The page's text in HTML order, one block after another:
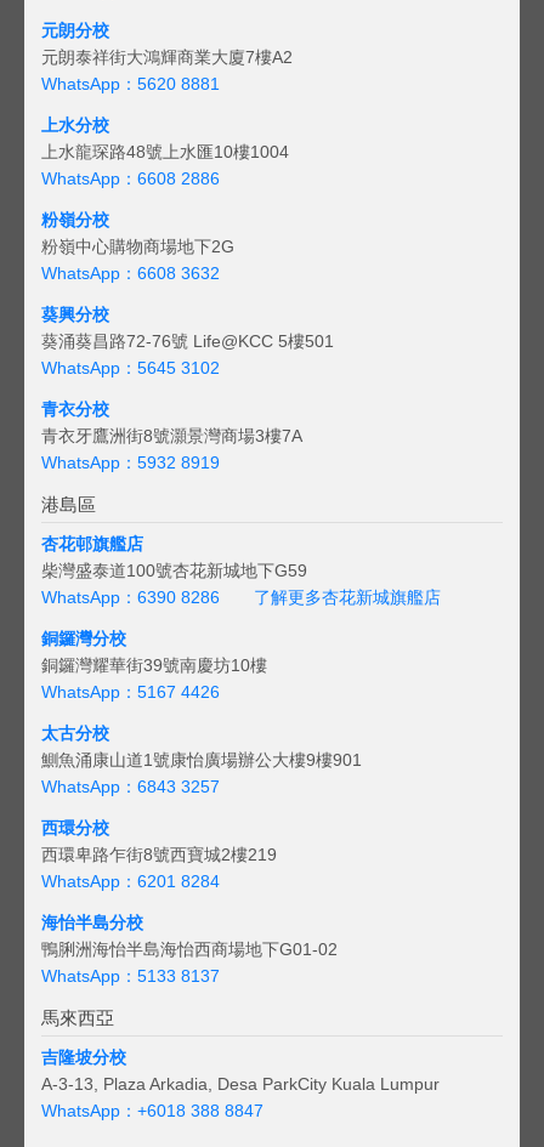
元朗分校
元朗泰祥街大鴻輝商業大廈7樓A2
WhatsApp：5620 8881
上水分校
上水龍琛路48號上水匯10樓1004
WhatsApp：6608 2886
粉嶺分校
粉嶺中心購物商場地下2G
WhatsApp：6608 3632
葵興分校
葵涌葵昌路72-76號 Life@KCC 5樓501
WhatsApp：5645 3102
青衣分校
青衣牙鷹洲街8號灝景灣商場3樓7A
WhatsApp：5932 8919
港島區
杏花邨旗艦店
柴灣盛泰道100號杏花新城地下G59
WhatsApp：6390 8286
了解更多杏花新城旗艦店
銅鑼灣分校
銅鑼灣耀華街39號南慶坊10樓
WhatsApp：5167 4426
太古分校
鰂魚涌康山道1號康怡廣場辦公大樓9樓901
WhatsApp：6843 3257
西環分校
西環卑路乍街8號西寶城2樓219
WhatsApp：6201 8284
海怡半島分校
鴨脷洲海怡半島海怡西商場地下G01-02
WhatsApp：5133 8137
馬來西亞
吉隆坡分校
A-3-13, Plaza Arkadia, Desa ParkCity Kuala Lumpur
WhatsApp： +6018 388 8847